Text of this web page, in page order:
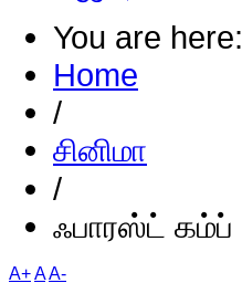
You are here:
Home
/
சினிமா
/
ஃபாரஸ்ட் கம்ப்
A+AA-